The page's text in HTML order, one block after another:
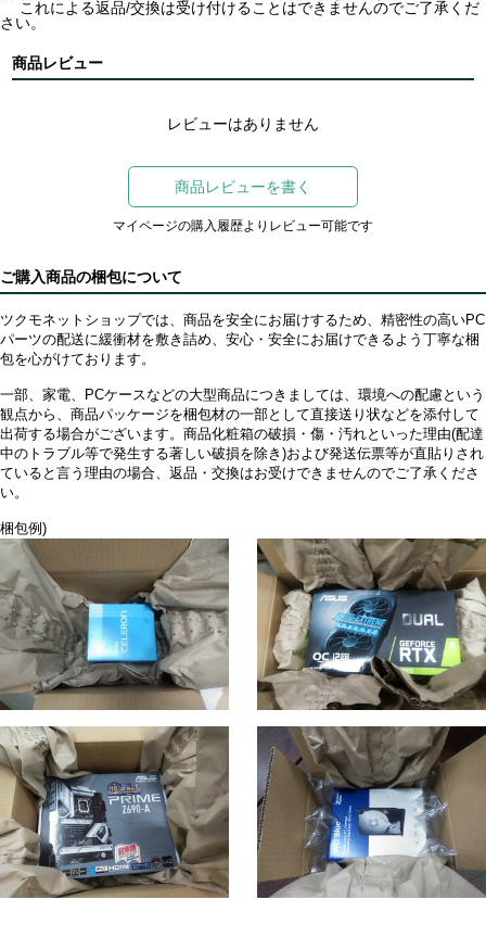
これによる返品/交換は受け付けることはできませんのでご了承くだ
さい。
商品レビュー
レビューはありません
商品レビューを書く
マイページの購入履歴よりレビュー可能です
ご購入商品の梱包について
ツクモネットショップでは、商品を安全にお届けするため、精密性の高いPC
パーツの配送に緩衝材を敷き詰め、安心・安全にお届けできるよう丁寧な梱
包を心がけております。
一部、家電、PCケースなどの大型商品につきましては、環境への配慮という
観点から、商品パッケージを梱包材の一部として直接送り状などを添付して
出荷する場合がございます。商品化粧箱の破損・傷・汚れといった理由(配達
中のトラブル等で発生する著しい破損を除き)および発送伝票等が直貼りされ
ていると言う理由の場合、返品・交換はお受けできませんのでご了承くださ
い。
梱包例)